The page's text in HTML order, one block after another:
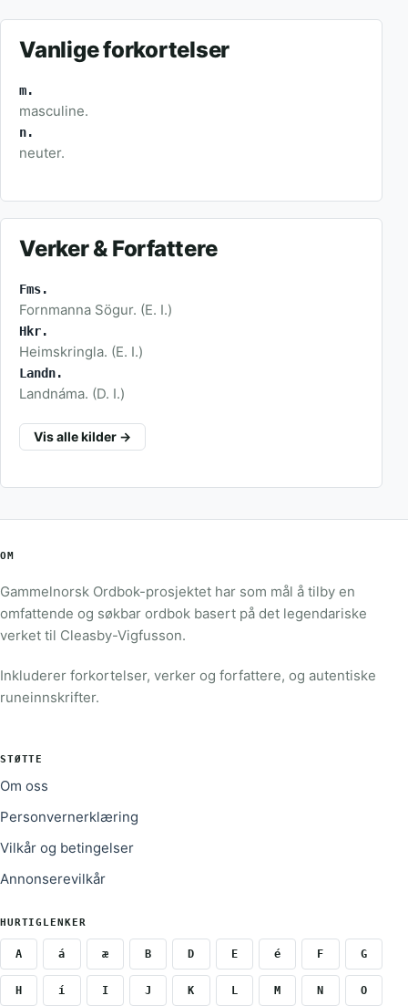
Vanlige forkortelser
m.
masculine.
n.
neuter.
Verker & Forfattere
Fms.
Fornmanna Sögur. (E. I.)
Hkr.
Heimskringla. (E. I.)
Landn.
Landnáma. (D. I.)
Vis alle kilder →
OM
Gammelnorsk Ordbok-prosjektet har som mål å tilby en
omfattende og søkbar ordbok basert på det legendariske
verket til Cleasby-Vigfusson.
Inkluderer forkortelser, verker og forfattere, og autentiske
runeinnskrifter.
STØTTE
Om oss
Personvernerklæring
Vilkår og betingelser
Annonserevilkår
HURTIGLENKER
A á æ B D E é F G
H í I J K L M N O